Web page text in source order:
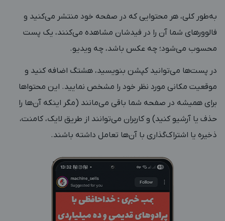
به‌طور کلی، هر محتوایی که در صفحه خود منتشر می‌کنید و
فالوورهای شما آن را در فیدشان مشاهده می‌کنند، یک پست
محسوب می‌شود؛ چه عکس باشد، چه ویدیو.
در پست‌ها می‌توانید کپشن بنویسید، هشتگ اضافه کنید و
موقعیت مکانی مورد نظر خود را مشخص نمایید. این محتواها
برای همیشه در صفحه شما باقی می‌مانند (مگر اینکه آن‌ها را
حذف یا آرشیو کنید) و کاربران می‌توانند از طریق لایک، کامنت،
ذخیره یا اشتراک‌گذاری با آن‌ها تعامل داشته باشند.